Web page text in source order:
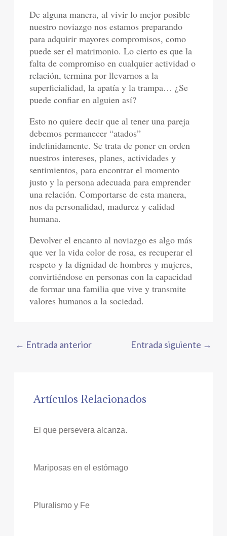
De alguna manera, al vivir lo mejor posible
nuestro noviazgo nos estamos preparando
para adquirir mayores compromisos, como
puede ser el matrimonio. Lo cierto es que la
falta de compromiso en cualquier actividad o
relación, termina por llevarnos a la
superficialidad, la apatía y la trampa… ¿Se
puede confiar en alguien así?
Esto no quiere decir que al tener una pareja
debemos permanecer “atados”
indefinidamente. Se trata de poner en orden
nuestros intereses, planes, actividades y
sentimientos, para encontrar el momento
justo y la persona adecuada para emprender
una relación. Comportarse de esta manera,
nos da personalidad, madurez y calidad
humana.
Devolver el encanto al noviazgo es algo más
que ver la vida color de rosa, es recuperar el
respeto y la dignidad de hombres y mujeres,
convirtiéndose en personas con la capacidad
de formar una familia que vive y transmite
valores humanos a la sociedad.
← Entrada anterior Entrada siguiente →
Artículos Relacionados
El que persevera alcanza.
Mariposas en el estómago
Pluralismo y Fe